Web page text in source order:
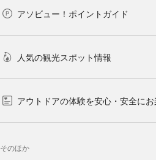
アソビュー！ポイントガイド
人気の観光スポット情報
アウトドアの体験を安心・安全に
そのほか